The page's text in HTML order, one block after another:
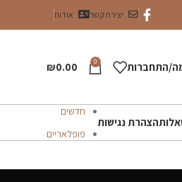
יצירת קשר אודות
התחברות 0
₪0.00
הצהרת נגישות
חדשים
פופלאריים